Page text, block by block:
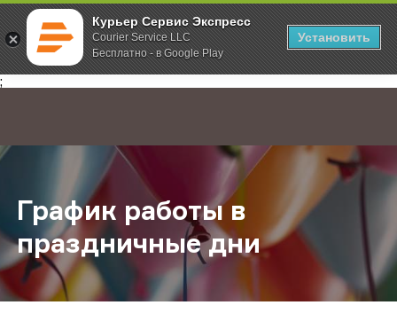
Курьер Сервис Экспресс
Courier Service LLC
Бесплатно - в Google Play
Установить
;
Главная О компании Новости График работы в праздничные дни
График работы в
праздничные дни